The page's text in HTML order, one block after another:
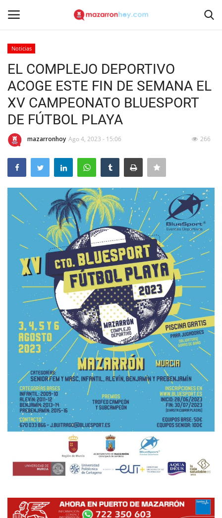
Inicio
Contacto
Noticias
Mazarrón Hoy
Entrevistas
Reportajes
Empresas
Mapa de Mazarrón
Vídeos
Galerías
Contacto
Empresas
Noticias
EL COMPLEJO DEPORTIVO
ACOGE ESTE FIN DE SEMANA EL
XV CAMPEONATO BLUESPORT
DE FÚTBOL PLAYA
mazarronhoy Ago 4, 2023 - 15:06 266